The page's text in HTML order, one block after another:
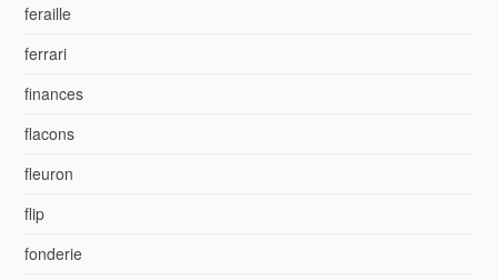
feraille
ferrari
finances
flacons
fleuron
flip
fonderie